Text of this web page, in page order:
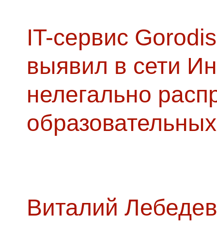
IT-сервис
выявил в сети
нелегально
Виталий